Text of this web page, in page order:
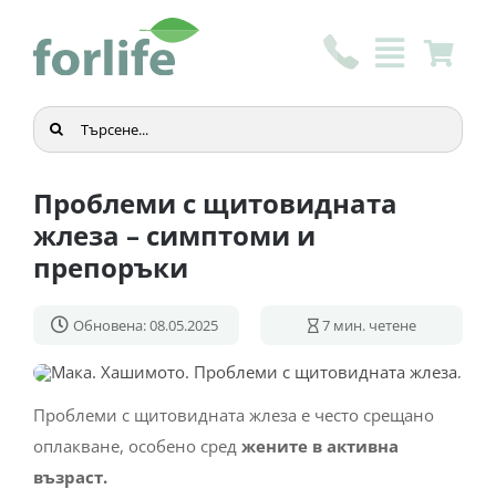
content
Търсене
...
Проблеми с щитовидната
жлеза – симптоми и
препоръки
Обновена: 08.05.2025 7 мин. четене
Проблеми с щитовидната жлеза е често срещано
оплакване, особено сред жените в активна
възраст.